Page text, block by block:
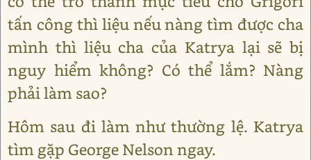
tấn công thì liệu nếu nàng tìm được cha
mình thì liệu cha của Katrya lại sẽ bị
nguy hiểm không? Có thể lắm? Nàng
phải làm sao?
Hôm sau đi làm như thường lệ. Katrya
tìm gặp George Nelson ngay.